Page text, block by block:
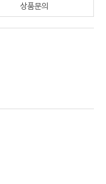
상품문의